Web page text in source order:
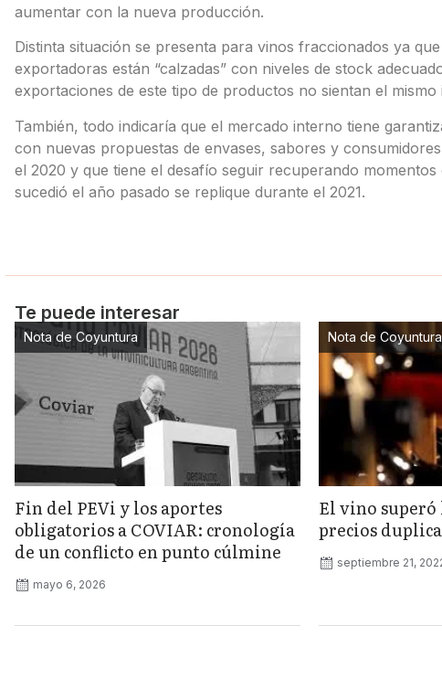
aumentar con la nueva producción.
Distinta situación se presenta para vinos fraccionados ya
exportadoras están “calzadas” con niveles de stock
exportaciones de este tipo de productos no sientan el
También, todo indicaría que el mercado interno tiene
con nuevas propuestas de envases, sabores y
el 2020 y que tiene el desafío seguir recuperando
sucedió el año pasado se replique durante el 2021.
Te puede interesar
Nota de Coyuntura
Fin del PEVi y los aportes
obligatorios a COVIAR: cronología
de un conflicto en punto cúlmine
mayo 6, 2026
Nota de Coyuntura
El vino
precios
septiembre 21,